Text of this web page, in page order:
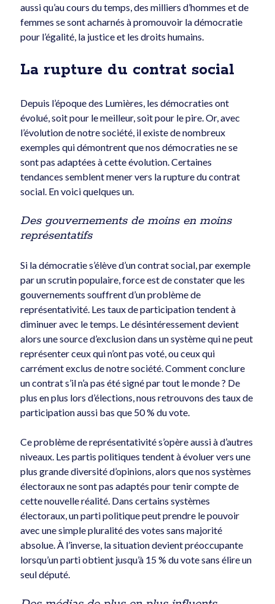
Commentaires
Patrice Caronsur
La tarification algorithmique, vous
connaissez ?
lien ?
Jean-Claude CloutiersurLa tarification algorithmique, vous
connaissez ?
Patrice CaronsurY a-t-il un avenir à Québec sans troisième
lien ?
Jean HémondsurY a-t-il un avenir à Québec sans troisième
lien ?
Catégories
Économie canadienne
Économie mondiale
Économie québécoise
English
français
Général
Municipal
Non classé
PLC-région de Québec
Politique canadienne
Technologies
aussi qu’au cours du temps, des milliers d’hommes et de
femmes se sont acharnés à promouvoir la démocratie
pour l’égalité, la justice et les droits humains.
La rupture du contrat social
Depuis l’époque des Lumières, les démocraties ont
évolué, soit pour le meilleur, soit pour le pire. Or, avec
l’évolution de notre société, il existe de nombreux
exemples qui démontrent que nos démocraties ne se
sont pas adaptées à cette évolution. Certaines
tendances semblent mener vers la rupture du contrat
social. En voici quelques un.
Des gouvernements de moins en moins
représentatifs
Si la démocratie s’élève d’un contrat social, par exemple
par un scrutin populaire, force est de constater que les
gouvernements souffrent d’un problème de
représentativité. Les taux de participation tendent à
diminuer avec le temps. Le désintéressement devient
alors une source d’exclusion dans un système qui ne peut
représenter ceux qui n’ont pas voté, ou ceux qui
carrément exclus de notre société. Comment conclure
un contrat s’il n’a pas été signé par tout le monde ? De
plus en plus lors d’élections, nous retrouvons des taux de
participation aussi bas que 50 % du vote.
Ce problème de représentativité s’opère aussi à d’autres
niveaux. Les partis politiques tendent à évoluer vers une
plus grande diversité d’opinions, alors que nos systèmes
électoraux ne sont pas adaptés pour tenir compte de
cette nouvelle réalité. Dans certains systèmes
électoraux, un parti politique peut prendre le pouvoir
avec une simple pluralité des votes sans majorité
absolue. À l’inverse, la situation devient préoccupante
lorsqu’un parti obtient jusqu’à 15 % du vote sans élire un
seul député.